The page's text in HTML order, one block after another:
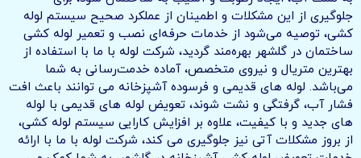
جلوگیری از این مشکلات و اطمینان از عملکرد صحیح سیستم لوله
کشی، توصیه می‌شود از خدمات حرفه‌ای نصب و تعمیر لوله کشی
ساختمان در گلشهر بهره‌مند گردید، شرکت لوله با ما با استفاده از
بهترین متریال و نیروی متخصص، آماده خدمت‌رسانی به شما
می‌باشد. لوله های قدیمی و فرسوده آشپزخانه می توانند باعث افت
فشار آب، گرفتگی و نشت شوند، تعویض لوله های قدیمی با لوله
های جدید و با کیفیت، علاوه بر افزایش کارایی سیستم لوله کشی،
از بروز مشکلات آتی نیز جلوگیری می کند، شرکت لوله با ما با ارائه